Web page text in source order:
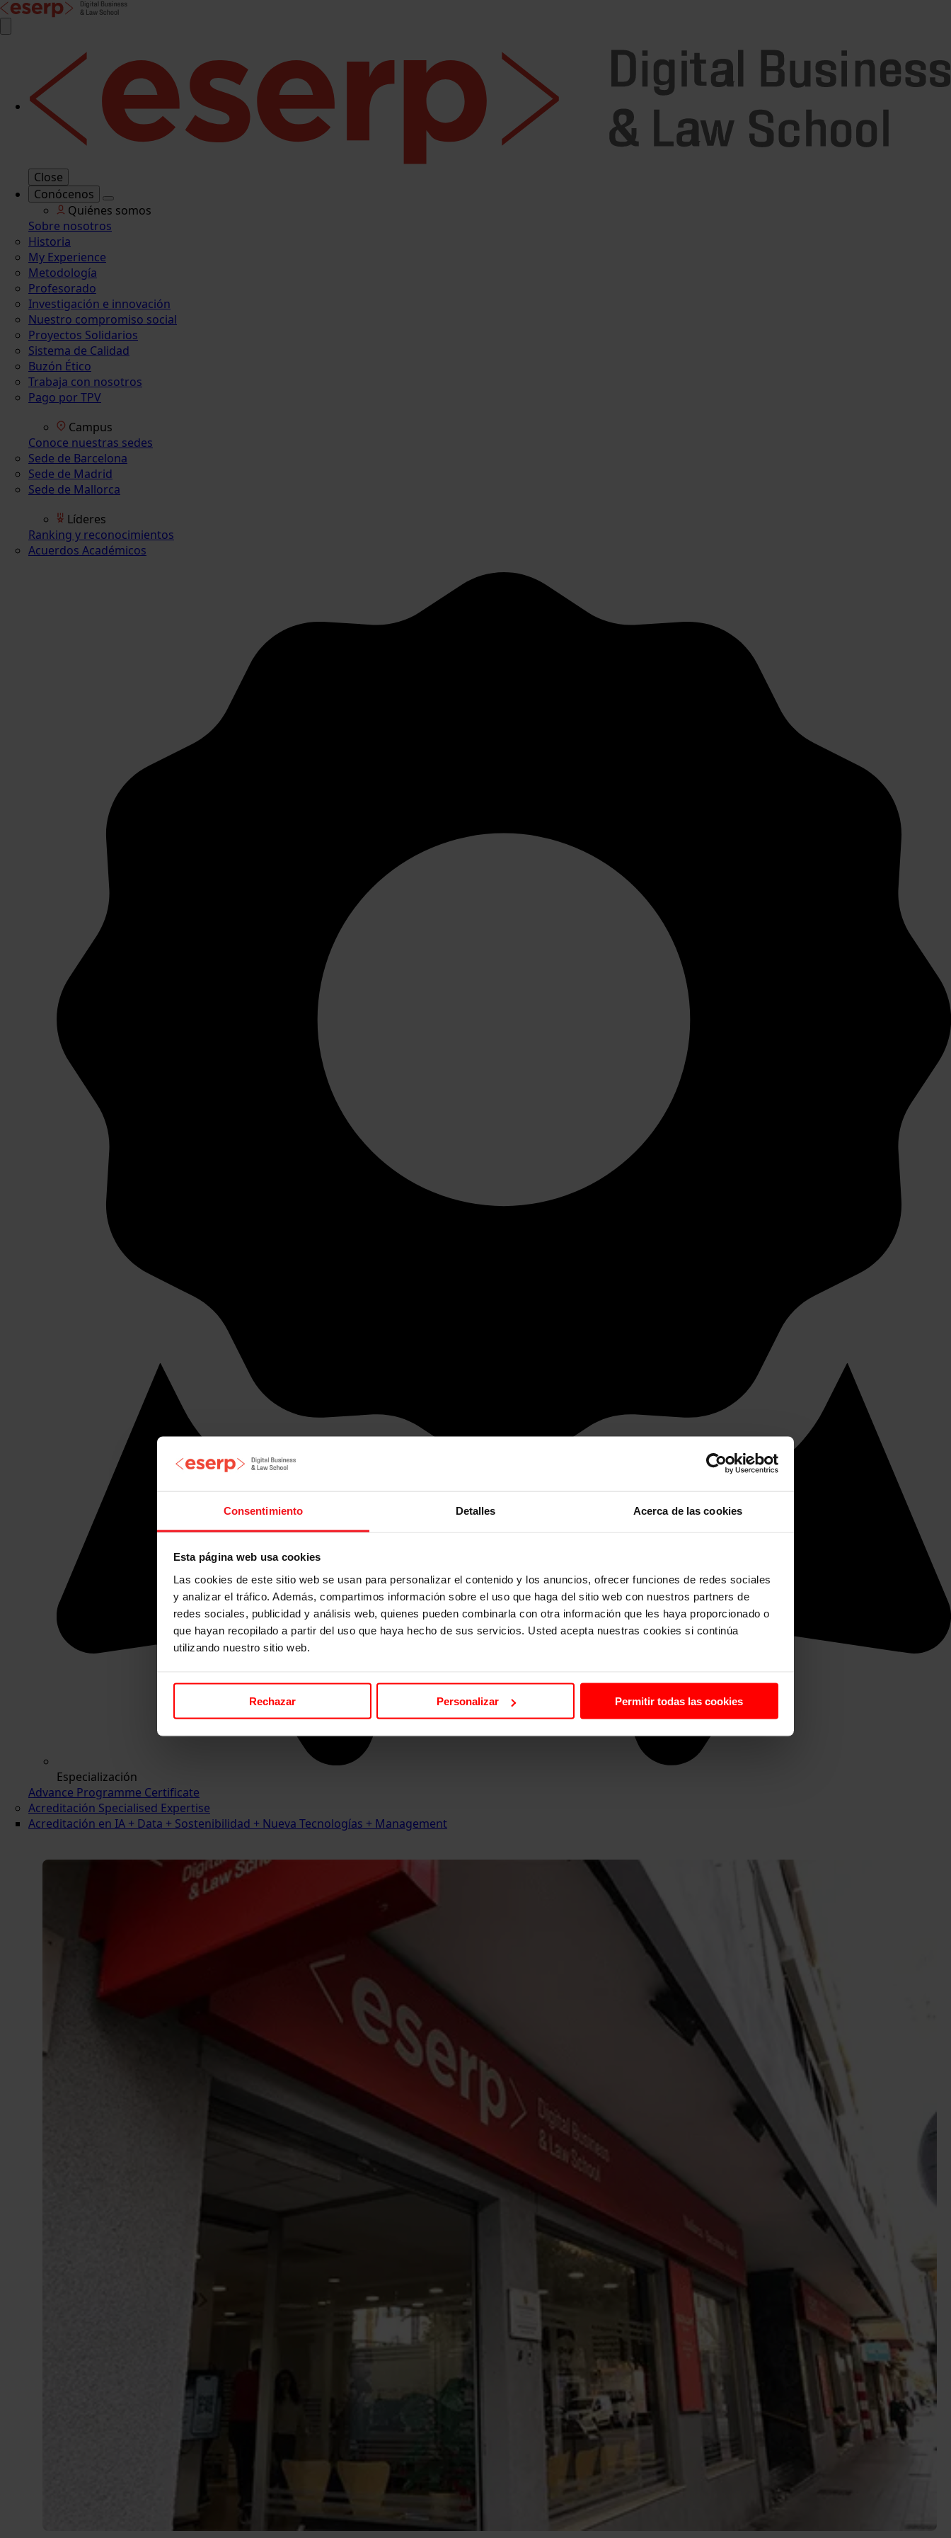
Consentimiento Detalles Acerca de las cookies
Esta página web usa cookies
Las cookies de este sitio web se usan para personalizar el contenido y los anuncios, ofrecer funciones de redes sociales
y analizar el tráfico. Además, compartimos información sobre el uso que haga del sitio web con nuestros partners de
redes sociales, publicidad y análisis web, quienes pueden combinarla con otra información que les haya proporcionado o
que hayan recopilado a partir del uso que haya hecho de sus servicios. Usted acepta nuestras cookies si continúa
utilizando nuestro sitio web.
Rechazar Personalizar Permitir todas las cookies
Close
Conócenos
Quiénes somos
Sobre nosotros
Historia
My Experience
Metodología
Profesorado
Investigación e innovación
Nuestro compromiso social
Proyectos Solidarios
Sistema de Calidad
Buzón Ético
Trabaja con nosotros
Pago por TPV
Campus
Conoce nuestras sedes
Sede de Barcelona
Sede de Madrid
Sede de Mallorca
Líderes
Ranking y reconocimientos
Acuerdos Académicos
Especialización
Advance Programme Certificate
Acreditación Specialised Expertise
Acreditación en IA + Data + Sostenibilidad + Nueva Tecnologías + Management